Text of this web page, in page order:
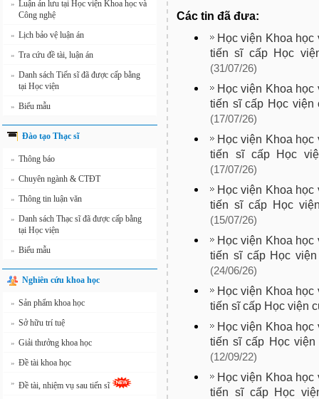
» Luận án lưu tại Học viện Khoa học và
Công nghệ
» Lịch bảo vệ luận án
» Tra cứu đề tài, luận án
» Danh sách Tiến sĩ đã được cấp bằng
tại Học viện
» Biểu mẫu
Đào tạo Thạc sĩ
» Thông báo
» Chuyên ngành & CTĐT
» Thông tin luận văn
» Danh sách Thạc sĩ đã được cấp bằng
tại Học viện
» Biểu mẫu
Nghiên cứu khoa học
» Sản phẩm khoa học
» Sở hữu trí tuệ
» Giải thưởng khoa học
» Đề tài khoa học
» Đề tài, nhiệm vụ sau tiến sĩ
Các tin đã đưa:
Học viện Khoa học
tiến sĩ cấp Học
(31/07/26)
Học viện Khoa học
tiến sĩ cấp Học viện
(17/07/26)
Học viện Khoa học
tiến sĩ cấp Học
(17/07/26)
Học viện Khoa học
tiến sĩ cấp Học
(15/07/26)
Học viện Khoa học
tiến sĩ cấp Học
(24/06/26)
Học viện Khoa học
tiến sĩ cấp Học viện
Học viện Khoa học
tiến sĩ cấp Học
(12/09/22)
Học viện Khoa học
tiến sĩ cấp Học